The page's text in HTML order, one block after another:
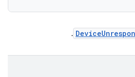
.